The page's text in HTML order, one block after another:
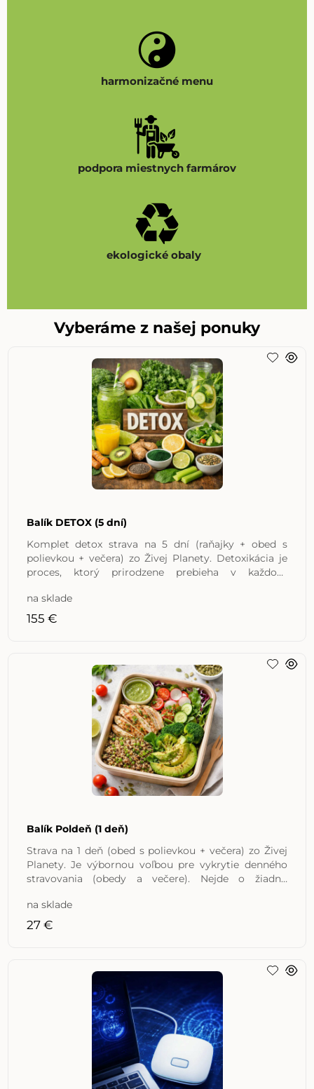
harmonizačné menu
podpora miestnych farmárov
ekologické obaly
Vyberáme z našej ponuky
Balík DETOX (5 dní)
Komplet detox strava na 5 dní (raňajky + obed s
polievkou + večera) zo Živej Planety. Detoxikácia je
proces, ktorý prirodzene prebieha v každom
na sklade
155 €
Balík Poldeň (1 deň)
Strava na 1 deň (obed s polievkou + večera) zo Živej
Planety. Je výbornou voľbou pre vykrytie denného
stravovania (obedy a večere). Nejde o žiadnu
na sklade
27 €